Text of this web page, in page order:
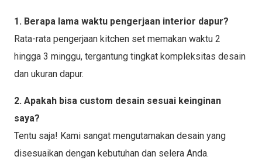
1. Berapa lama waktu pengerjaan interior dapur?
Rata-rata pengerjaan kitchen set memakan waktu 2
hingga 3 minggu, tergantung tingkat kompleksitas desain
dan ukuran dapur.
2. Apakah bisa custom desain sesuai keinginan
saya?
Tentu saja! Kami sangat mengutamakan desain yang
disesuaikan dengan kebutuhan dan selera Anda.